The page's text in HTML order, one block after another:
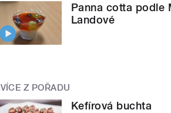
Panna cotta podle
Landové
VÍCE Z POŘADU
Kefírová buchta